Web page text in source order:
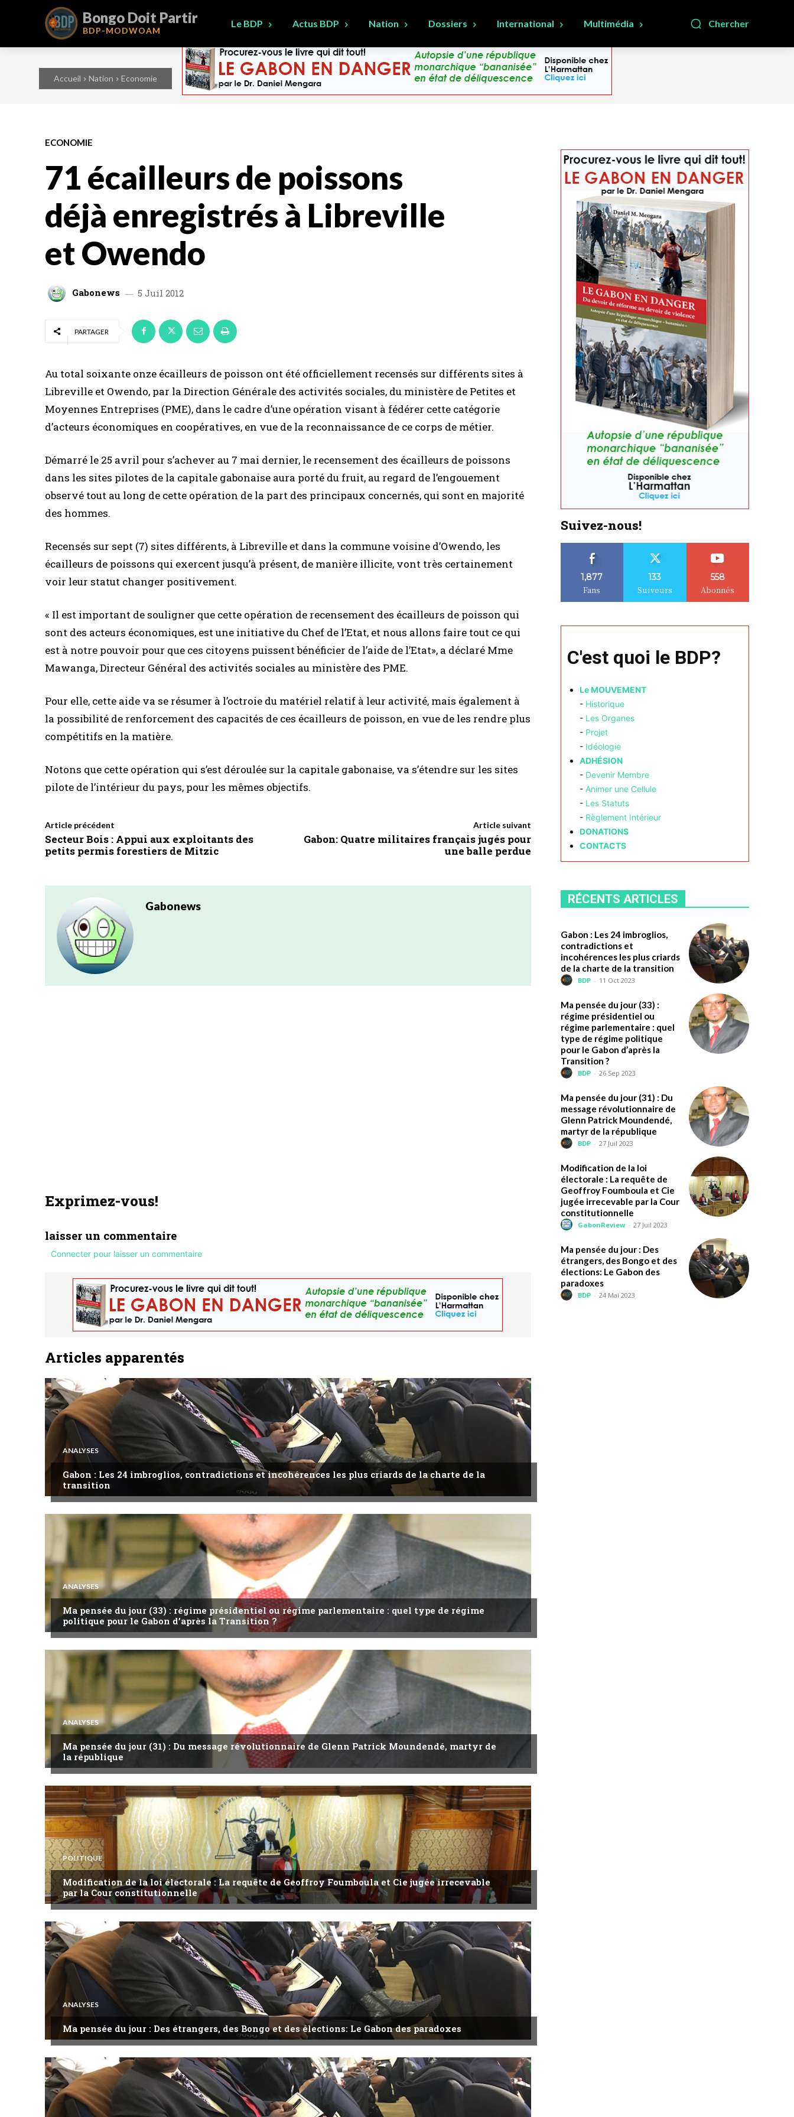
Bongo Doit Partir
BDP-MODWOAM
Chercher
Le BDP Actus BDP Nation Dossiers International Multimédia
Accueil Nation Economie
ECONOMIE
71 écailleurs de poissons
déjà enregistrés à Libreville
et Owendo
Gabonews 5 Juil 2012
PARTAGER
Au total soixante onze écailleurs de poisson ont été officiellement recensés sur différents sites à
Libreville et Owendo, par la Direction Générale des activités sociales, du ministère de Petites et
Moyennes Entreprises (PME), dans le cadre d’une opération visant à fédérer cette catégorie
d’acteurs économiques en coopératives, en vue de la reconnaissance de ce corps de métier.
Démarré le 25 avril pour s’achever au 7 mai dernier, le recensement des écailleurs de poissons
dans les sites pilotes de la capitale gabonaise aura porté du fruit, au regard de l’engouement
observé tout au long de cette opération de la part des principaux concernés, qui sont en majorité
des hommes.
Recensés sur sept (7) sites différents, à Libreville et dans la commune voisine d’Owendo, les
écailleurs de poissons qui exercent jusqu’à présent, de manière illicite, vont très certainement
voir leur statut changer positivement.
« Il est important de souligner que cette opération de recensement des écailleurs de poisson qui
sont des acteurs économiques, est une initiative du Chef de l’Etat, et nous allons faire tout ce qui
est à notre pouvoir pour que ces citoyens puissent bénéficier de l’aide de l’Etat», a déclaré Mme
Mawanga, Directeur Général des activités sociales au ministère des PME.
Pour elle, cette aide va se résumer à l’octroie du matériel relatif à leur activité, mais également à
la possibilité de renforcement des capacités de ces écailleurs de poisson, en vue de les rendre plus
compétitifs en la matière.
Notons que cette opération qui s’est déroulée sur la capitale gabonaise, va s’étendre sur les sites
pilote de l’intérieur du pays, pour les mêmes objectifs.
Article précédent
Secteur Bois : Appui aux exploitants des
petits permis forestiers de Mitzic
Article suivant
Gabon: Quatre militaires français jugés pour
une balle perdue
Gabonews
Exprimez-vous!
laisser un commentaire
Connecter pour laisser un commentaire
Articles apparentés
ANALYSES
Gabon : Les 24 imbroglios, contradictions et incohérences les plus criards de la charte de la
transition
ANALYSES
Ma pensée du jour (33) : régime présidentiel ou régime parlementaire : quel type de régime
politique pour le Gabon d’après la Transition ?
ANALYSES
Ma pensée du jour (31) : Du message révolutionnaire de Glenn Patrick Moundendé, martyr de
la république
POLITIQUE
Modification de la loi électorale : La requête de Geoffroy Foumboula et Cie jugée irrecevable
par la Cour constitutionnelle
ANALYSES
Ma pensée du jour : Des étrangers, des Bongo et des élections: Le Gabon des paradoxes
Suivez-nous!
1,877
Fans
133
Suiveurs
558
Abonnés
C'est quoi le BDP?
Le MOUVEMENT
- Historique
- Les Organes
- Projet
- Idéologie
ADHÉSION
- Devenir Membre
- Animer une Cellule
- Les Statuts
- Règlement Intérieur
DONATIONS
CONTACTS
RÉCENTS ARTICLES
Gabon : Les 24 imbroglios,
contradictions et
incohérences les plus criards
de la charte de la transition
BDP - 11 Oct 2023
Ma pensée du jour (33) :
régime présidentiel ou
régime parlementaire : quel
type de régime politique
pour le Gabon d’après la
Transition ?
BDP - 26 Sep 2023
Ma pensée du jour (31) : Du
message révolutionnaire de
Glenn Patrick Moundendé,
martyr de la république
BDP - 27 Juil 2023
Modification de la loi
électorale : La requête de
Geoffroy Foumboula et Cie
jugée irrecevable par la Cour
constitutionnelle
GabonReview - 27 Juil 2023
Ma pensée du jour : Des
étrangers, des Bongo et des
élections: Le Gabon des
paradoxes
BDP - 24 Mai 2023